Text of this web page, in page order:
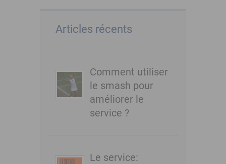
Articles récents
Comment utiliser
le smash pour
améliorer le
service ?
Le service: